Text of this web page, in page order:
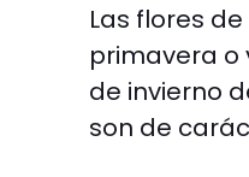
Las flores
primavera o
de invierno
son de